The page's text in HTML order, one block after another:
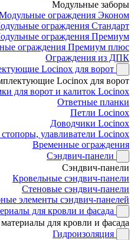
Модульные заборы
ограждения Эконом
ограждения Стандарт
ограждения Премиум
ограждения Премиум плюс
Ограждения из ДПК
Locinox для ворот
Locinox для ворот
для ворот и калиток Locinox
Ответные планки
Петли Locinox
Доводчики Locinox
улавливатели Locinox
Временные ограждения
Сэндвич-панели
Сэндвич-панели
Кровельные сэндвич-панели
Стеновые сэндвич-панели
элементы сэндвич-панелей
для кровли и фасада
для кровли и фасада
Гидроизоляция